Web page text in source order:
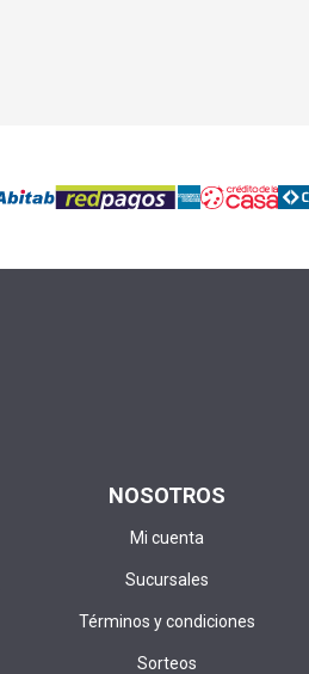
NOSOTROS
Mi cuenta
Sucursales
Términos y condiciones
Sorteos